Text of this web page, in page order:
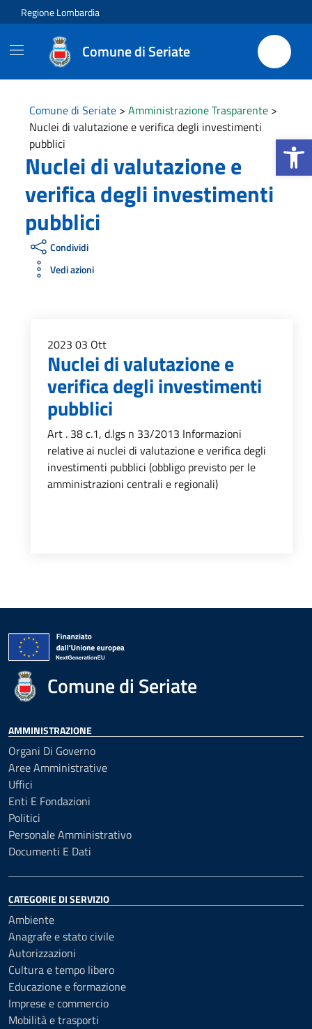
Apri la
Vai ai contenuti
Vai al footer
Regione Lombardia
Comune di Seriate
Comune di Seriate > Amministrazione Trasparente >
Nuclei di valutazione e verifica degli investimenti
pubblici
Nuclei di valutazione e
verifica degli investimenti
pubblici
Condividi
Vedi azioni
2023 03 Ott
Nuclei di valutazione e
verifica degli investimenti
pubblici
Art . 38 c.1, d.lgs n 33/2013 Informazioni
relative ai nuclei di valutazione e verifica degli
investimenti pubblici (obbligo previsto per le
amministrazioni centrali e regionali)
Comune di Seriate
AMMINISTRAZIONE
Organi Di Governo
Aree Amministrative
Uffici
Enti E Fondazioni
Politici
Personale Amministrativo
Documenti E Dati
CATEGORIE DI SERVIZIO
Ambiente
Anagrafe e stato civile
Autorizzazioni
Cultura e tempo libero
Educazione e formazione
Imprese e commercio
Mobilità e trasporti